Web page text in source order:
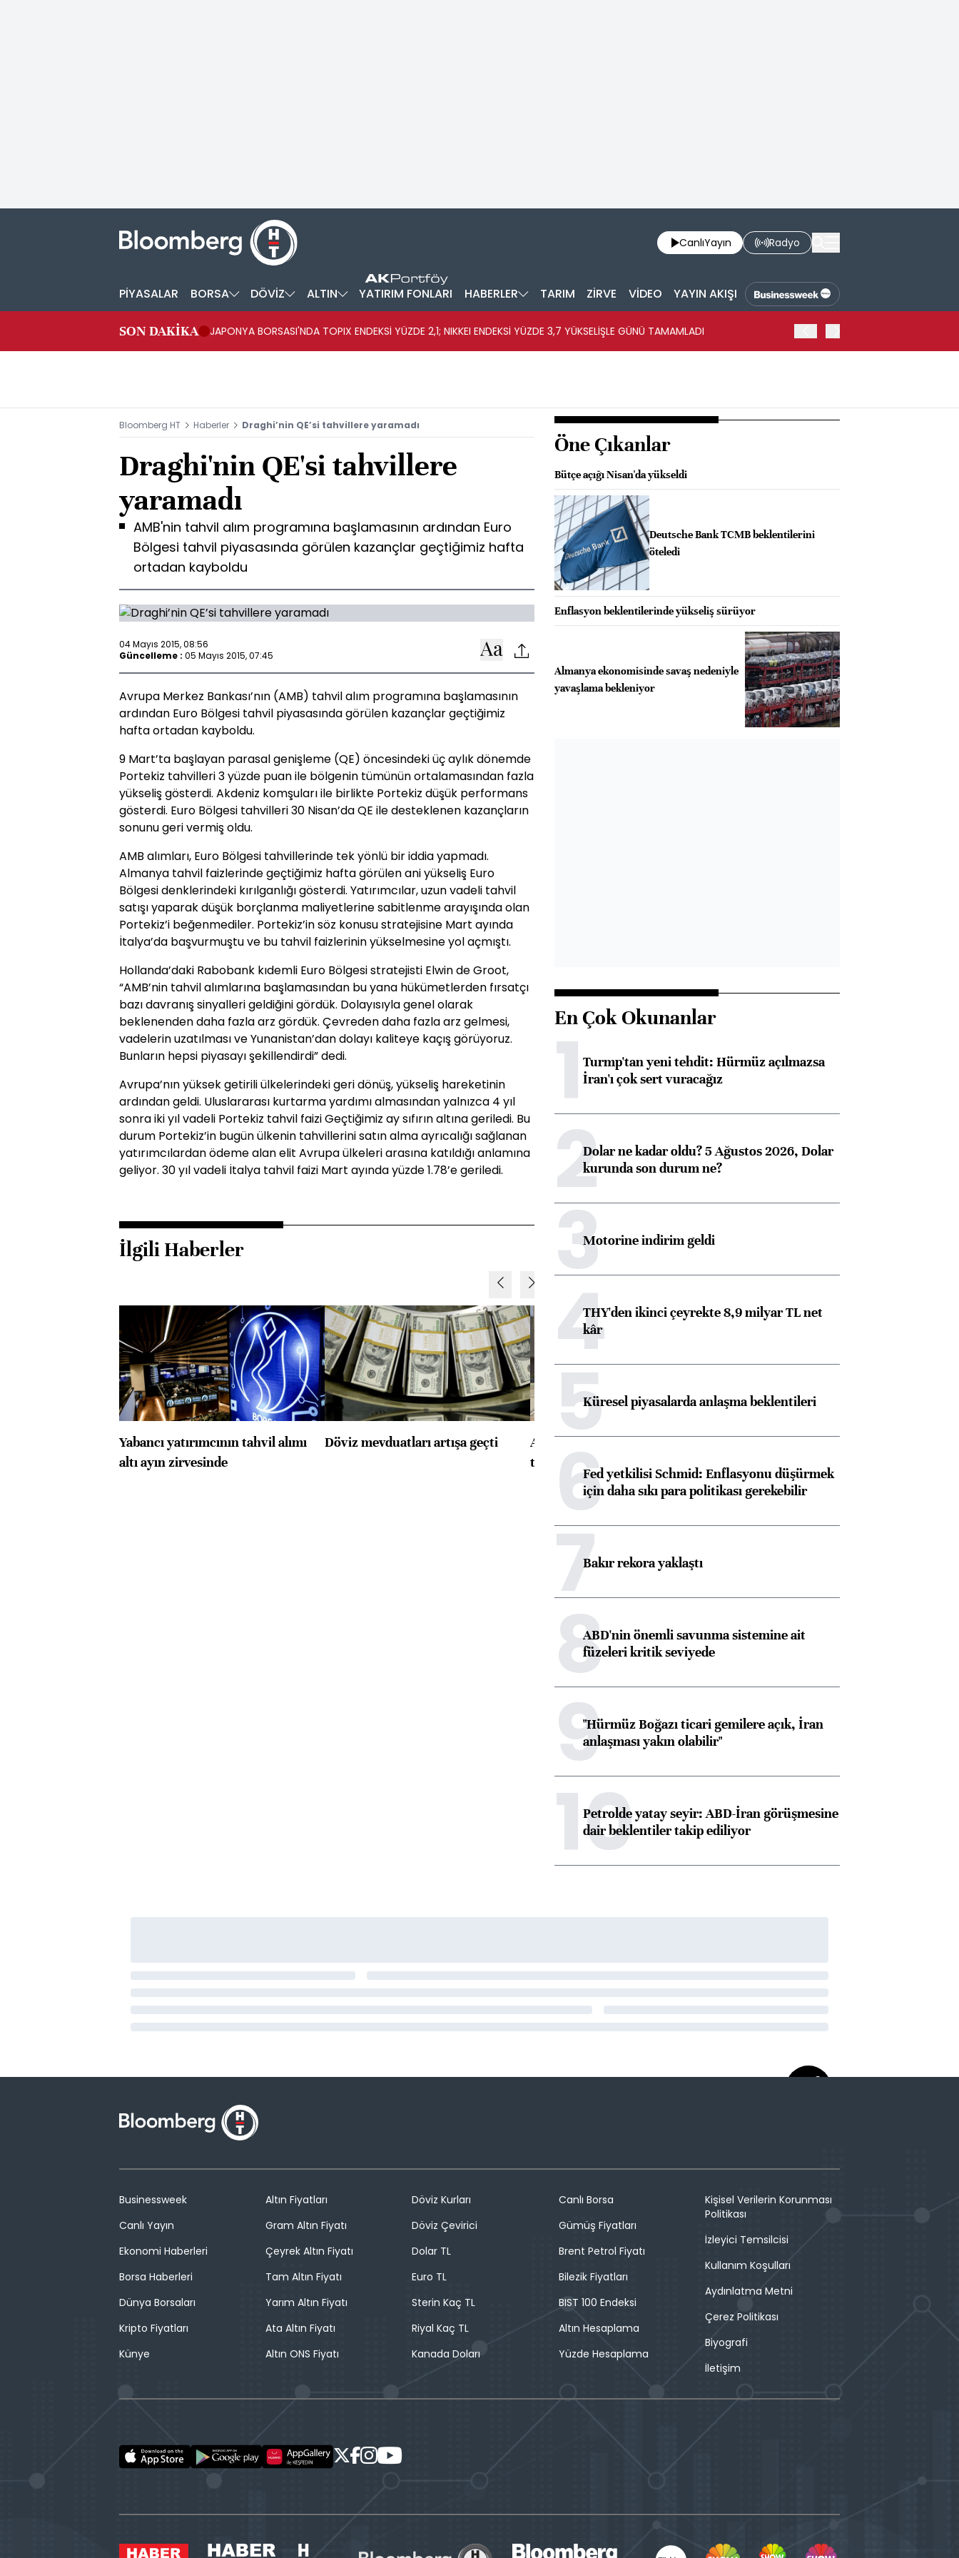
CanlıYayın Radyo
PİYASALAR BORSA DÖVİZ ALTIN YATIRIM FONLARI HABERLER TARIM ZİRVE VİDEO YAYIN AKIŞI
SON DAKİKA JAPONYA BORSASI'NDA TOPIX ENDEKSİ YÜZDE 2,1; NIKKEI ENDEKSİ YÜZDE 3,7 YÜKSELİŞLE GÜNÜ TAMAMLADI
Bloomberg HT Haberler Draghi’nin QE’si tahvillere yaramadı
Draghi'nin QE'si tahvillere
yaramadı
AMB'nin tahvil alım programına başlamasının ardından Euro
Bölgesi tahvil piyasasında görülen kazançlar geçtiğimiz hafta
ortadan kayboldu
04 Mayıs 2015, 08:56
Güncelleme : 05 Mayıs 2015, 07:45
Avrupa Merkez Bankası’nın (AMB) tahvil alım programına başlamasının
ardından Euro Bölgesi tahvil piyasasında görülen kazançlar geçtiğimiz
hafta ortadan kayboldu.
9 Mart’ta başlayan parasal genişleme (QE) öncesindeki üç aylık dönemde
Portekiz tahvilleri 3 yüzde puan ile bölgenin tümünün ortalamasından fazla
yükseliş gösterdi. Akdeniz komşuları ile birlikte Portekiz düşük performans
gösterdi. Euro Bölgesi tahvilleri 30 Nisan’da QE ile desteklenen kazançların
sonunu geri vermiş oldu.
AMB alımları, Euro Bölgesi tahvillerinde tek yönlü bir iddia yapmadı.
Almanya tahvil faizlerinde geçtiğimiz hafta görülen ani yükseliş Euro
Bölgesi denklerindeki kırılganlığı gösterdi. Yatırımcılar, uzun vadeli tahvil
satışı yaparak düşük borçlanma maliyetlerine sabitlenme arayışında olan
Portekiz’i beğenmediler. Portekiz’in söz konusu stratejisine Mart ayında
İtalya’da başvurmuştu ve bu tahvil faizlerinin yükselmesine yol açmıştı.
Hollanda’daki Rabobank kıdemli Euro Bölgesi stratejisti Elwin de Groot,
“AMB’nin tahvil alımlarına başlamasından bu yana hükümetlerden fırsatçı
bazı davranış sinyalleri geldiğini gördük. Dolayısıyla genel olarak
beklenenden daha fazla arz gördük. Çevreden daha fazla arz gelmesi,
vadelerin uzatılması ve Yunanistan’dan dolayı kaliteye kaçış görüyoruz.
Bunların hepsi piyasayı şekillendirdi” dedi.
Avrupa’nın yüksek getirili ülkelerindeki geri dönüş, yükseliş hareketinin
ardından geldi. Uluslararası kurtarma yardımı almasından yalnızca 4 yıl
sonra iki yıl vadeli Portekiz tahvil faizi Geçtiğimiz ay sıfırın altına geriledi. Bu
durum Portekiz’in bugün ülkenin tahvillerini satın alma ayrıcalığı sağlanan
yatırımcılardan ödeme alan elit Avrupa ülkeleri arasına katıldığı anlamına
geliyor. 30 yıl vadeli İtalya tahvil faizi Mart ayında yüzde 1.78’e geriledi.
İlgili Haberler
Yabancı yatırımcının tahvil alımı
altı ayın zirvesinde
Döviz mevduatları artışa geçti
ABD'de konut başlangıçları
toparlandı
görüşmelere hazırlanıyor
Öne Çıkanlar
Bütçe açığı Nisan'da yükseldi
Deutsche Bank TCMB beklentilerini
öteledi
Enflasyon beklentilerinde yükseliş sürüyor
Almanya ekonomisinde savaş nedeniyle
yavaşlama bekleniyor
En Çok Okunanlar
1Turmp'tan yeni tehdit: Hürmüz açılmazsa
İran'ı çok sert vuracağız
2Dolar ne kadar oldu? 5 Ağustos 2026, Dolar
kurunda son durum ne?
3Motorine indirim geldi
4THY'den ikinci çeyrekte 8,9 milyar TL net
kâr
5Küresel piyasalarda anlaşma beklentileri
6Fed yetkilisi Schmid: Enflasyonu düşürmek
için daha sıkı para politikası gerekebilir
7Bakır rekora yaklaştı
8ABD'nin önemli savunma sistemine ait
füzeleri kritik seviyede
9"Hürmüz Boğazı ticari gemilere açık, İran
anlaşması yakın olabilir"
10
Petrolde yatay seyir: ABD-İran görüşmesine
dair beklentiler takip ediliyor
Businessweek
Canlı Yayın
Ekonomi Haberleri
Borsa Haberleri
Dünya Borsaları
Kripto Fiyatları
Künye
Altın Fiyatları
Gram Altın Fiyatı
Çeyrek Altın Fiyatı
Tam Altın Fiyatı
Yarım Altın Fiyatı
Ata Altın Fiyatı
Altın ONS Fiyatı
Döviz Kurları
Döviz Çevirici
Dolar TL
Euro TL
Sterin Kaç TL
Riyal Kaç TL
Kanada Doları
Canlı Borsa
Gümüş Fiyatları
Brent Petrol Fiyatı
Bilezik Fiyatları
BIST 100 Endeksi
Altın Hesaplama
Yüzde Hesaplama
Kişisel Verilerin Korunması
Politikası
İzleyici Temsilcisi
Kullanım Koşulları
Aydınlatma Metni
Çerez Politikası
Biyografi
İletişim